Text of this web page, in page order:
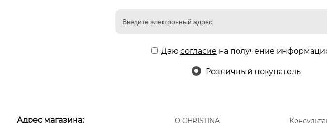
Даю согласие на получение
Розничный покупатель
Адрес магазина: О CHRISTINA